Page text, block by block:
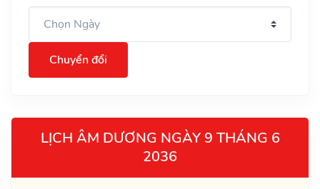
Chuyển đổi
LỊCH ÂM DƯƠNG NGÀY 9 THÁNG 6
2036